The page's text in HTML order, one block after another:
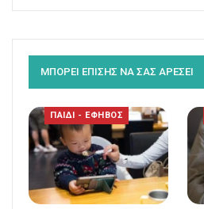
ΜΠΟΡΕΙ ΕΠΙΣΗΣ ΝΑ ΣΑΣ ΑΡΕΣΕΙ
ΠΑΙΔΙ - ΕΦΗΒΟΣ